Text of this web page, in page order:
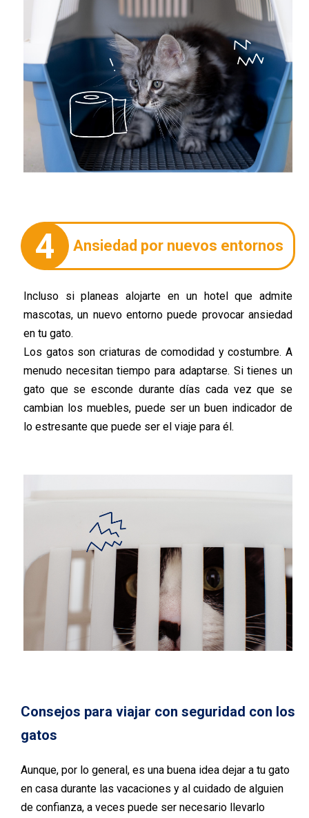
4 Ansiedad por nuevos entornos
Incluso si planeas alojarte en un hotel que admite
mascotas, un nuevo entorno puede provocar ansiedad
en tu gato.
Los gatos son criaturas de comodidad y costumbre. A
menudo necesitan tiempo para adaptarse. Si tienes un
gato que se esconde durante días cada vez que se
cambian los muebles, puede ser un buen indicador de
lo estresante que puede ser el viaje para él.
Consejos para viajar con seguridad con los
gatos
Aunque, por lo general, es una buena idea dejar a tu gato
en casa durante las vacaciones y al cuidado de alguien
de confianza, a veces puede ser necesario llevarlo